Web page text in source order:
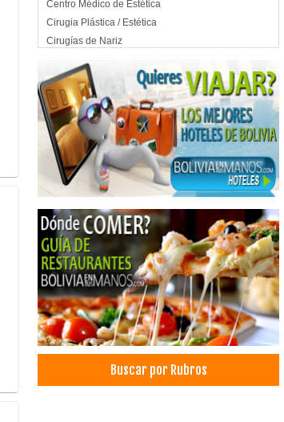
Centro Médico de Estética
Cirugia Plástica / Estética
Cirugías de Nariz
Cirugía de párpados
Estética Corporal
Glúteos
Lipoaspiración
Liposucción
Médico estético
Médicos Cirujanos Plásticos, Estéticos y
Reparadores
Rinoplastia
Belleza Integral
Centros de Belleza
Depilación
Diseño de cejas
Maquillaje Profesional
Peluquerías
Hoteles
Hoteles Boutique
Hotels
Buscar por Rubros